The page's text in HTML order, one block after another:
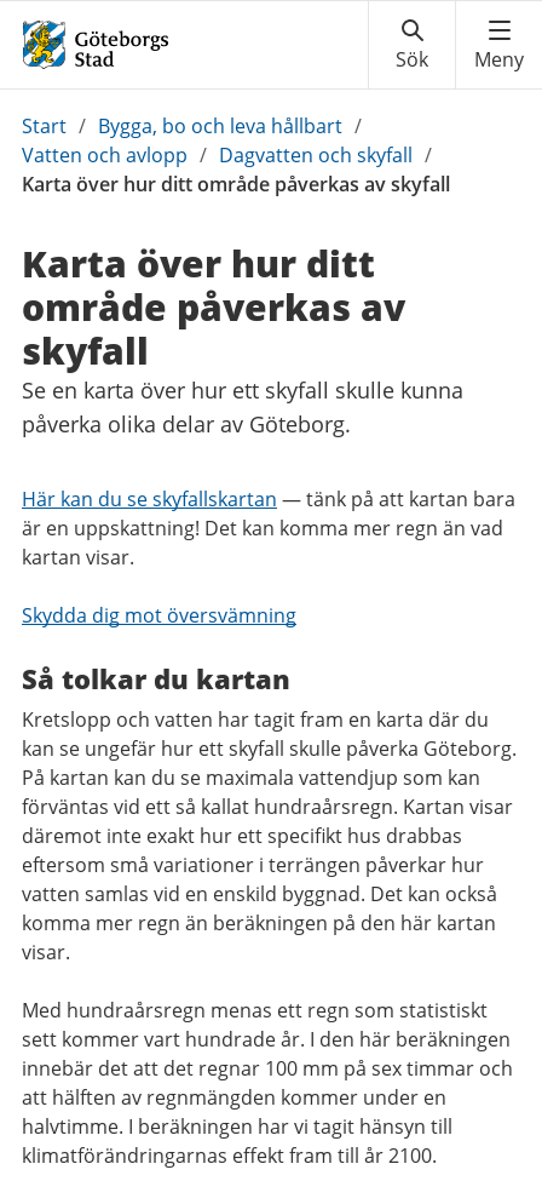
Du
är
här:
Start / Bygga, bo och leva hållbart /
Vatten och avlopp / Dagvatten och skyfall /
Karta över hur ditt område påverkas av skyfall
Karta över hur ditt
område påverkas av
skyfall
Se en karta över hur ett skyfall skulle kunna
påverka olika delar av Göteborg.
Här kan du se skyfallskartan —tänk på att kartan bara
är en uppskattning! Det kan komma mer regn än vad
kartan visar.
Skydda dig mot översvämning
Så tolkar du kartan
Kretslopp och vatten har tagit fram en karta där du
kan se ungefär hur ett skyfall skulle påverka Göteborg.
På kartan kan du se maximala vattendjup som kan
förväntas vid ett så kallat hundraårsregn. Kartan visar
däremot inte exakt hur ett specifikt hus drabbas
eftersom små variationer i terrängen påverkar hur
vatten samlas vid en enskild byggnad. Det kan också
komma mer regn än beräkningen på den här kartan
visar.
Med hundraårsregn menas ett regn som statistiskt
sett kommer vart hundrade år. I den här beräkningen
innebär det att det regnar 100 mm på sex timmar och
att hälften av regnmängden kommer under en
halvtimme. I beräkningen har vi tagit hänsyn till
klimatförändringarnas effekt fram till år 2100.